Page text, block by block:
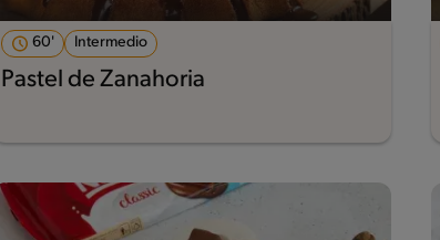
60' Intermedio
Pastel de Zanahoria